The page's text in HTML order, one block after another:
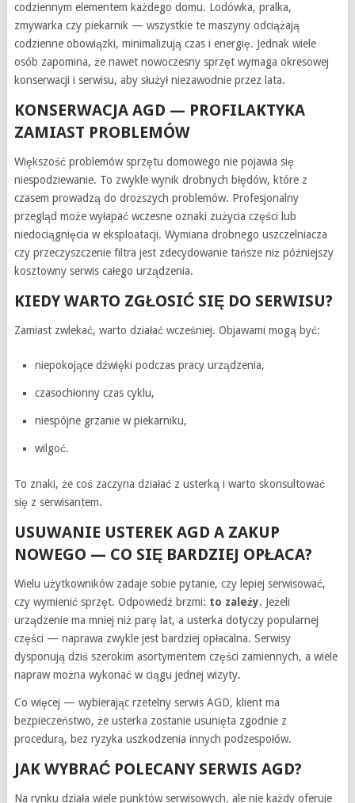
codziennym elementem każdego domu. Lodówka, pralka,
zmywarka czy piekarnik — wszystkie te maszyny odciążają
codzienne obowiązki, minimalizują czas i energię. Jednak wiele
osób zapomina, że nawet nowoczesny sprzęt wymaga okresowej
konserwacji i serwisu, aby służył niezawodnie przez lata.
KONSERWACJA AGD — PROFILAKTYKA
ZAMIAST PROBLEMÓW
Większość problemów sprzętu domowego nie pojawia się
niespodziewanie. To zwykle wynik drobnych błędów, które z
czasem prowadzą do droższych problemów. Profesjonalny
przegląd może wyłapać wczesne oznaki zużycia części lub
niedociągnięcia w eksploatacji. Wymiana drobnego uszczelniacza
czy przeczyszczenie filtra jest zdecydowanie tańsze niż późniejszy
kosztowny serwis całego urządzenia.
KIEDY WARTO ZGŁOSIĆ SIĘ DO SERWISU?
Zamiast zwlekać, warto działać wcześniej. Objawami mogą być:
niepokojące dźwięki podczas pracy urządzenia,
czasochłonny czas cyklu,
niespójne grzanie w piekarniku,
wilgoć.
To znaki, że coś zaczyna działać z usterką i warto skonsultować
się z serwisantem.
USUWANIE USTEREK AGD A ZAKUP
NOWEGO — CO SIĘ BARDZIEJ OPŁACA?
Wielu użytkowników zadaje sobie pytanie, czy lepiej serwisować,
czy wymienić sprzęt. Odpowiedź brzmi: to zależy. Jeżeli
urządzenie ma mniej niż parę lat, a usterka dotyczy popularnej
części — naprawa zwykle jest bardziej opłacalna. Serwisy
dysponują dziś szerokim asortymentem części zamiennych, a wiele
napraw można wykonać w ciągu jednej wizyty.
Co więcej — wybierając rzetelny serwis AGD, klient ma
bezpieczeństwo, że usterka zostanie usunięta zgodnie z
procedurą, bez ryzyka uszkodzenia innych podzespołów.
JAK WYBRAĆ POLECANY SERWIS AGD?
Na rynku działa wiele punktów serwisowych, ale nie każdy oferuje